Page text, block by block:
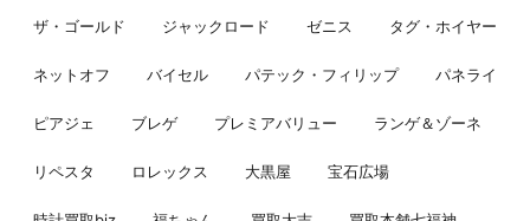
ザ・ゴールド ジャックロード ゼニス タグ・ホイヤー
ネットオフ バイセル パテック・フィリップ パネライ
ピアジェ ブレゲ プレミアバリュー ランゲ＆ゾーネ
リペスタ ロレックス 大黒屋 宝石広場